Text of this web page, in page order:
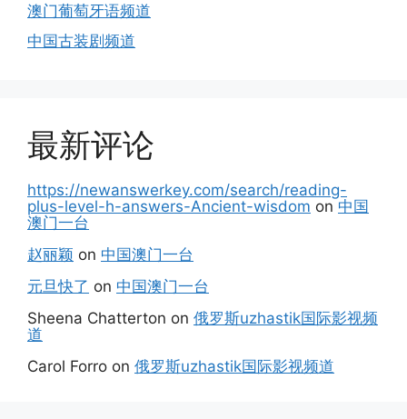
澳门葡萄牙语频道
中国古装剧频道
最新评论
https://newanswerkey.com/search/reading-
plus-level-h-answers-Ancient-wisdom on 中国
澳门一台
赵丽颖 on 中国澳门一台
元旦快了 on 中国澳门一台
Sheena Chatterton on 俄罗斯uzhastik国际影视频
道
Carol Forro on 俄罗斯uzhastik国际影视频道